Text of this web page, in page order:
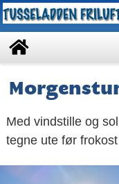
Med vindstille og
tegne ute før